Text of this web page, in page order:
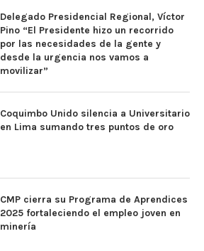
Delegado Presidencial Regional, Víctor
Pino “El Presidente hizo un recorrido
por las necesidades de la gente y
desde la urgencia nos vamos a
movilizar”
Coquimbo Unido silencia a Universitario
en Lima sumando tres puntos de oro
CMP cierra su Programa de Aprendices
2025 fortaleciendo el empleo joven en
minería